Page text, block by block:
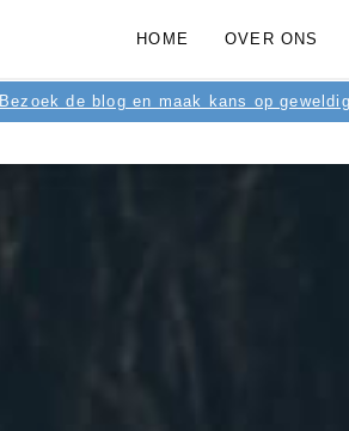
HOME OVER ONS
Bezoek de blog en maak kans op